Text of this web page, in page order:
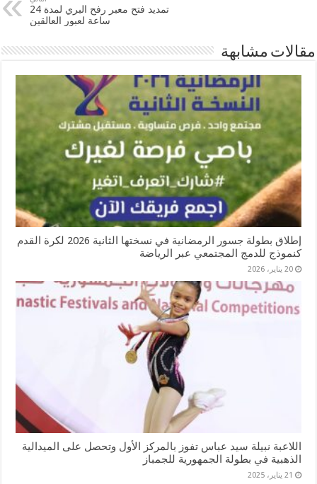
تمديد فتح معبر رفح البري لمدة 24
ساعة لعبور العالقين
مقالات مشابهة
إطلاق بطولة جسور الرمضانية في نسختها الثانية 2026 لكرة القدم
كنموذج للدمج المجتمعي عبر الرياضة
20 يناير، 2026
اللاعبة نبيلة سيد عباس تفوز بالمركز الأول وتحصل على الميدالية
الذهبية في بطولة الجمهورية للجمباز
21 يناير، 2025